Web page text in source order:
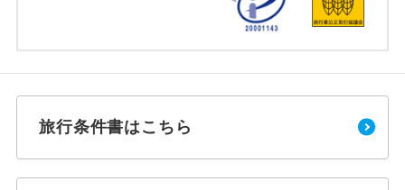
旅行条件書はこちら